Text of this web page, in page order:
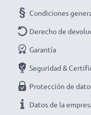
Condiciones
Derecho de
Garantía
Seguridad &
Protección de
Datos de la